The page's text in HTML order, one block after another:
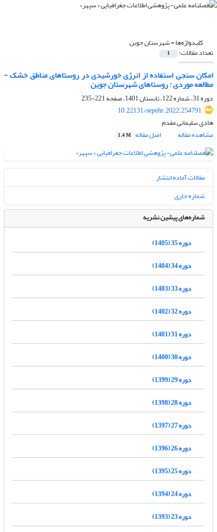
کلیدواژه‌ها =شهرستان جوین
تعداد مقالات: 1
امکان سنجی استفاده از انرژی خورشیدی در روستاهای مناطق خشک -
مطالعه موردی : روستاهای شهرستان جوین
دوره 31، شماره 122، تابستان 1401، صفحه
221-235
10.22131/sepehr.2022.254791
هادی سلیمانی مقدم
مشاهده مقاله
اصل مقاله 1.4 M
مقالات آماده انتشار
شماره جاری
شماره‌های پیشین نشریه
دوره 35 (1405)
دوره 34 (1404)
دوره 33 (1403)
دوره 32 (1402)
دوره 31 (1401)
دوره 30 (1400)
دوره 29 (1399)
دوره 28 (1398)
دوره 27 (1397)
دوره 26 (1396)
دوره 25 (1395)
دوره 24 (1394)
دوره 23 (1393)